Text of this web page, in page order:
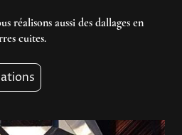
réalisons aussi des dallages en
cuites.